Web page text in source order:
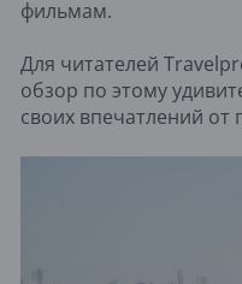
фильмам.
Для читателей
обзор по этому
своих впечатлений от